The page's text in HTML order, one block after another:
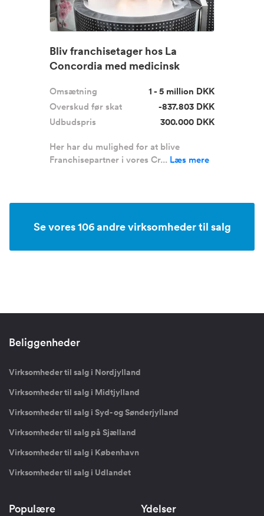
Bliv franchisetager hos La
Concordia med medicinsk
Omsætning
1 - 5 million DKK
Overskud før skat
-837.803 DKK
Udbudspris
300.000 DKK
Her har du mulighed for at blive
Franchisepartner i vores Cr... Læs mere
Se vores 106 andre virksomheder til salg
Beliggenheder
Virksomheder til salg i Nordjylland
Virksomheder til salg i Midtjylland
Virksomheder til salg i Syd- og Sønderjylland
Virksomheder til salg på Sjælland
Virksomheder til salg i København
Virksomheder til salg i Udlandet
Populære Ydelser